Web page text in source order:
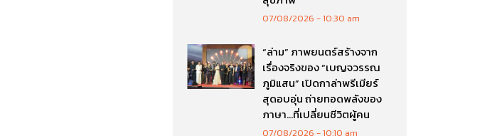
07/08/2026 10:30 am
“ล่าม” ภาพยนตร์สร้างจาก
เรื่องจริงของ “เบญจวรรณ
ภูมิแสน” เปิดกาล่าพรีเมียร์
สุดอบอุ่น ถ่ายทอดพลังของ
ภาษา…ที่เปลี่ยนชีวิตผู้คน
07/08/2026 10:10 am